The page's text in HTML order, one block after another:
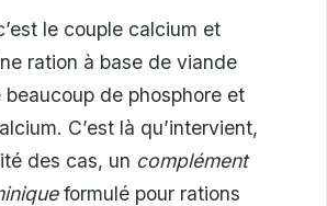
le couple calcium et
ration à base de viande
beaucoup de phosphore et
C’est là qu’intervient,
des cas, un complément
formulé pour rations